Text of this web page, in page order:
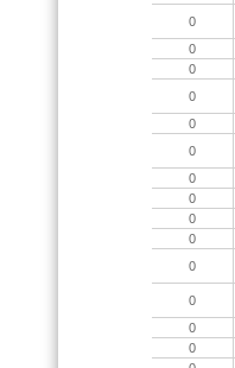
0
0
0
0
0
0
0
0
0
0
0
0
0
0